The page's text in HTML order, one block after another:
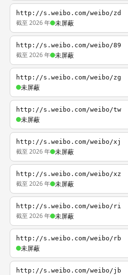
http://s.weibo.com/weibo/zd
截至 2026 年 未屏蔽
http://s.weibo.com/weibo/89
截至 2026 年 未屏蔽
http://s.weibo.com/weibo/zg
未屏蔽
http://s.weibo.com/weibo/tw
未屏蔽
http://s.weibo.com/weibo/xj
截至 2026 年 未屏蔽
http://s.weibo.com/weibo/xz
截至 2026 年 未屏蔽
http://s.weibo.com/weibo/ri
截至 2026 年 未屏蔽
http://s.weibo.com/weibo/rb
未屏蔽
http://s.weibo.com/weibo/jb